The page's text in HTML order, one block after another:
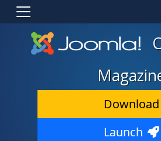
Download
Launch